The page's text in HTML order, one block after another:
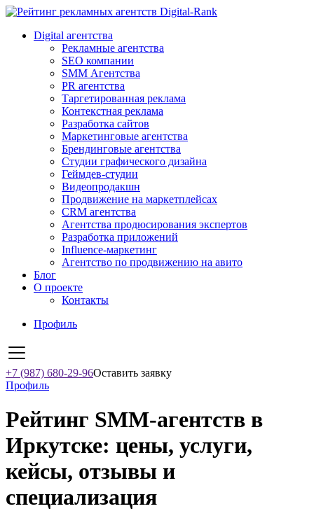
Digital-Rank
Digital агентства
Рекламные агентства
SEO компании
SMM Агентства
PR агентства
Таргетированная реклама
Контекстная реклама
Разработка сайтов
Маркетинговые агентства
Брендинговые агентства
Студии графического дизайна
Геймдев-студии
Видеопродакшн
Продвижение на маркетплейсах
CRM агентства
Агентства продюсирования экспертов
Разработка приложений
Influence-маркетинг
Агентство по продвижению на авито
Блог
О проекте
Контакты
Профиль
+7 (987) 680-29-96Оставить заявку
Профиль
Рейтинг SMM‑агентств в
Иркутске: цены, услуги,
кейсы, отзывы и
специализация